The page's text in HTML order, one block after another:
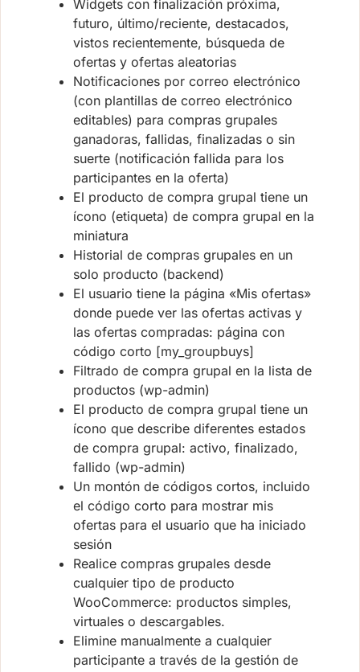
Widgets con finalización próxima,
futuro, último/reciente, destacados,
vistos recientemente, búsqueda de
ofertas y ofertas aleatorias
Notificaciones por correo electrónico
(con plantillas de correo electrónico
editables) para compras grupales
ganadoras, fallidas, finalizadas o sin
suerte (notificación fallida para los
participantes en la oferta)
El producto de compra grupal tiene un
ícono (etiqueta) de compra grupal en la
miniatura
Historial de compras grupales en un
solo producto (backend)
El usuario tiene la página «Mis ofertas»
donde puede ver las ofertas activas y
las ofertas compradas: página con
código corto [my_groupbuys]
Filtrado de compra grupal en la lista de
productos (wp-admin)
El producto de compra grupal tiene un
ícono que describe diferentes estados
de compra grupal: activo, finalizado,
fallido (wp-admin)
Un montón de códigos cortos, incluido
el código corto para mostrar mis
ofertas para el usuario que ha iniciado
sesión
Realice compras grupales desde
cualquier tipo de producto
WooCommerce: productos simples,
virtuales o descargables.
Elimine manualmente a cualquier
participante a través de la gestión de